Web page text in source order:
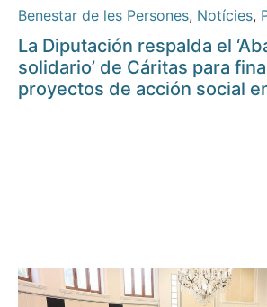
Benestar de les Persones, Notícies,
La Diputación respalda el
solidario’ de Cáritas para
proyectos de acción social